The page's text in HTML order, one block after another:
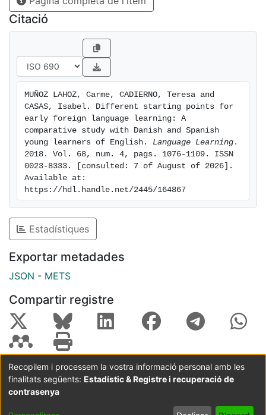
points for L2 learning.
Citació
MUÑOZ LAHOZ, Carme, CADIERNO, Teresa and
CASAS, Isabel. Different starting points for
early foreign language learning: A
comparative study with Danish and Spanish
young learners of English. Language Learning .
2018. Vol. 68, num. 4, pags. 1076-1109. ISSN
0023-8333. [consulted: 7 of August of 2026].
Available at:
https://hdl.handle.net/2445/164867
Estadístiques
Exportar metadades
JSON - METS
Compartir registre
Coordinació:CRAI UB Avís legal
Metadades
subjectes a:
Configuració
Recopilem i processem la vostra informació personal amb les
finalitats següents: Estadístic & Registre i recuperació de
contrasenya